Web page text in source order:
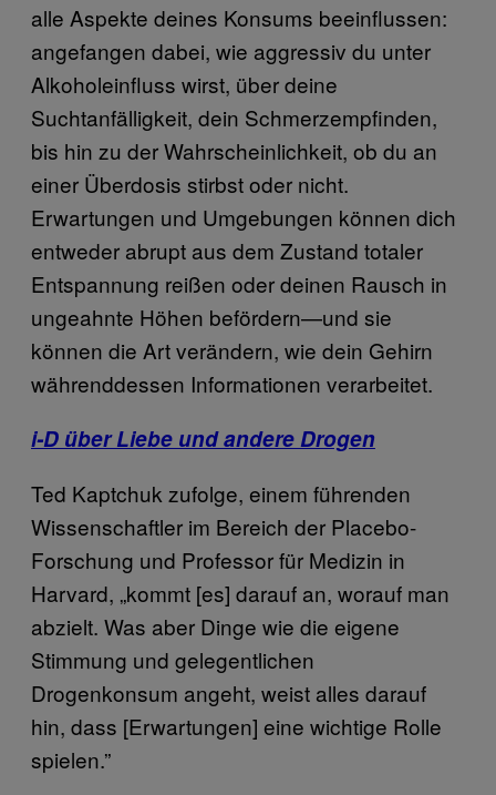
alle Aspekte deines Konsums beeinflussen:
angefangen dabei, wie aggressiv du unter
Alkoholeinfluss wirst, über deine
Suchtanfälligkeit, dein Schmerzempfinden,
bis hin zu der Wahrscheinlichkeit, ob du an
einer Überdosis stirbst oder nicht.
Erwartungen und Umgebungen können dich
entweder abrupt aus dem Zustand totaler
Entspannung reißen oder deinen Rausch in
ungeahnte Höhen befördern—und sie
können die Art verändern, wie dein Gehirn
währenddessen Informationen verarbeitet.
i-D über Liebe und andere Drogen
Ted Kaptchuk zufolge, einem führenden
Wissenschaftler im Bereich der Placebo-
Forschung und Professor für Medizin in
Harvard, „kommt [es] darauf an, worauf man
abzielt. Was aber Dinge wie die eigene
Stimmung und gelegentlichen
Drogenkonsum angeht, weist alles darauf
hin, dass [Erwartungen] eine wichtige Rolle
spielen.”